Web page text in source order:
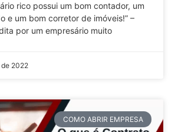
rico possui um bom contador, um
e um bom corretor de imóveis!” –
por um empresário muito
de 2022
COMO ABRIR EMPRESA